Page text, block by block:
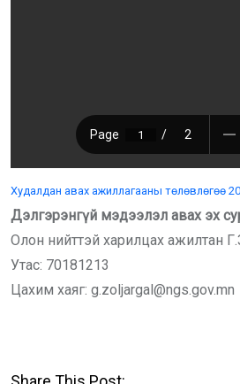
Худалдан авах ажиллагааны төлөвлөгөө
Дэлгэрэнгүй мэдээлэл авах эх
Олон нийттэй харилцах ажилтан
Утас: 70181213
Цахим хаяг: g.zoljargal@ngs.gov.mn